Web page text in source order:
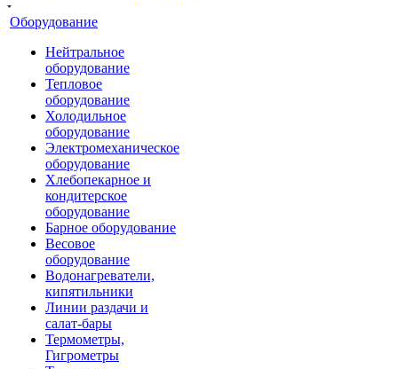
Оборудование
Нейтральное
оборудование
Тепловое
оборудование
Холодильное
оборудование
Электромеханическое
оборудование
Хлебопекарное и
кондитерское
оборудование
Барное оборудование
Весовое
оборудование
Водонагреватели,
кипятильники
Линии раздачи и
салат-бары
Термометры,
Гигрометры